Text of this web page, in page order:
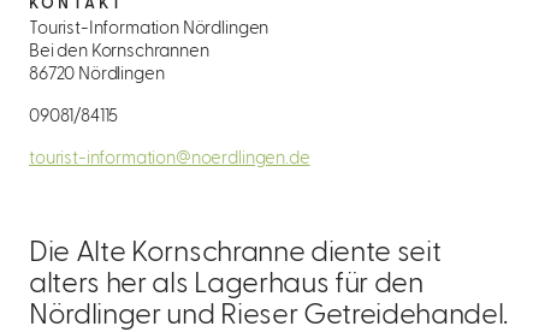
Die Alte Kornschranne diente seit
alters her als Lagerhaus für den
Nördlinger und Rieser Getreidehandel.
KONTAKT
Tourist-Information Nördlingen
Bei den Kornschrannen
86720 Nördlingen
09081/84115
tourist-information@noerdlingen.de